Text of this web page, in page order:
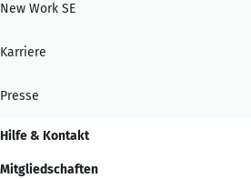
New Work SE
Karriere
Presse
Hilfe & Kontakt
Mitgliedschaften